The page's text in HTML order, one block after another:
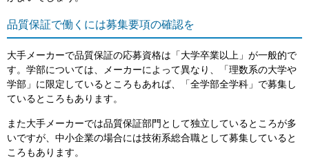
品質保証で働くには募集要項の確認を
大手メーカーで品質保証の応募資格は「大学卒業以上」が一般的で
す。学部については、メーカーによって異なり、「理数系の大学や
学部」に限定しているところもあれば、「全学部全学科」で募集し
ているところもあります。
また大手メーカーでは品質保証部門として独立しているところが多
いですが、中小企業の場合には技術系総合職として募集していると
ころもあります。